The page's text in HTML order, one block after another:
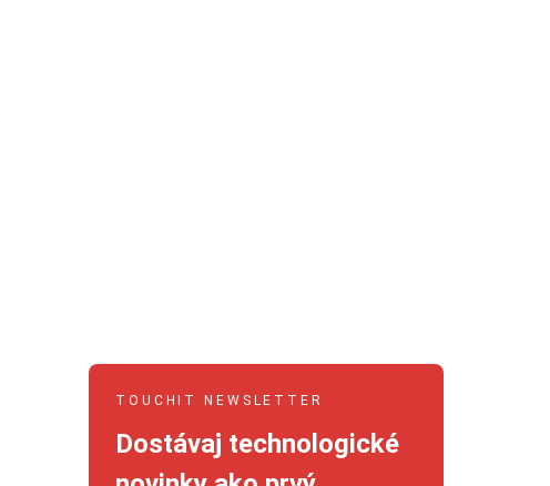
TOUCHIT NEWSLETTER
Dostávaj technologické